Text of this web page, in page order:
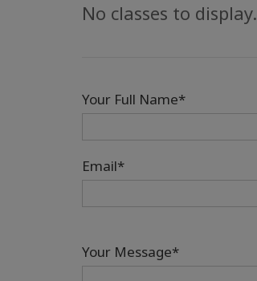
No classes to display.
Your Full Name*
Email*
Your Message*